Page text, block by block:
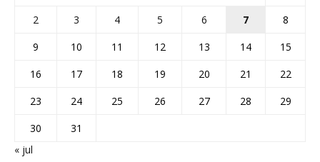
2
3 4 5 6 7
8
9
10 11 12 13 14
15
16
17 18 19 20 21
22
23
24 25 26 27 28
29
30
31
« jul